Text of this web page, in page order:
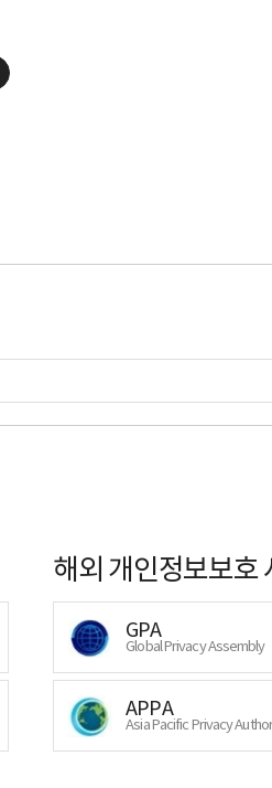
해외 개인정보보호
GPA
Global Privacy Assembly
APPA
Asia Pacific Privacy